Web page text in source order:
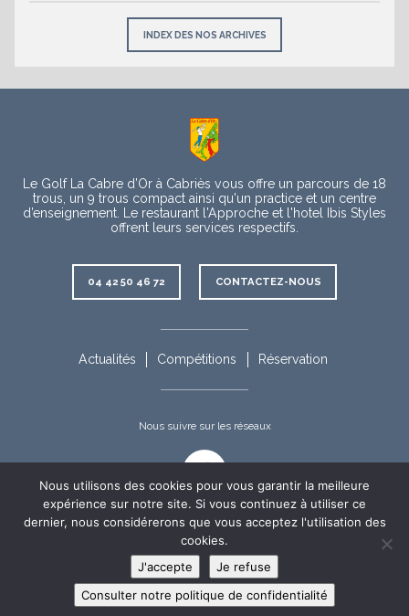
INDEX DES NOS ARCHIVES
Le Golf La Cabre d’Or à Cabriès vous offre un parcours de 18
trous, un 9 trous compact ainsi qu'un practice et un centre
d’enseignement. Le restaurant l'Approche et l'hotel Ibis Styles
offrent leurs services respectifs.
Contact
04 42 50 46 72 CONTACTEZ-NOUS
complémentaires
Actualités Compétitions Réservation
Nous suivre sur les réseaux
Facebook
appeler
maintenant
:
Mentions légales
Politique de confidentialité
Nous utilisons des cookies pour vous garantir la meilleure
expérience sur notre site. Si vous continuez à utiliser ce
dernier, nous considérerons que vous acceptez l'utilisation des
cookies.
J'accepte
Je refuse
Consulter notre politique de confidentialité